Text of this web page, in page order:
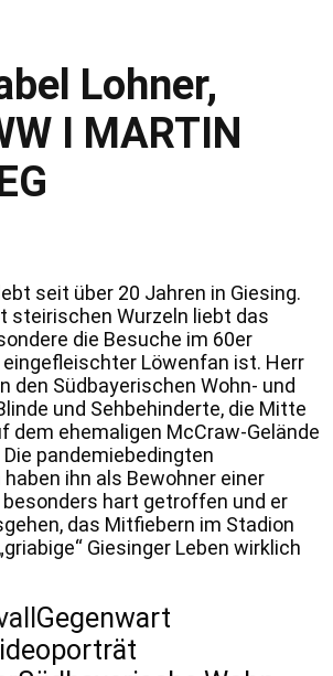
Lohner,
I MARTIN
seit über 20 Jahren in Giesing.
steirischen Wurzeln liebt das
die Besuche im 60er
eingefleischter Löwenfan ist. Herr
den Südbayerischen Wohn- und
und Sehbehinderte, die Mitte
dem ehemaligen McCraw-Gelände
pandemiebedingten
ihn als Bewohner einer
hart getroffen und er
das Mitfiebern im Stadion
Giesinger Leben wirklich
Gegenwart